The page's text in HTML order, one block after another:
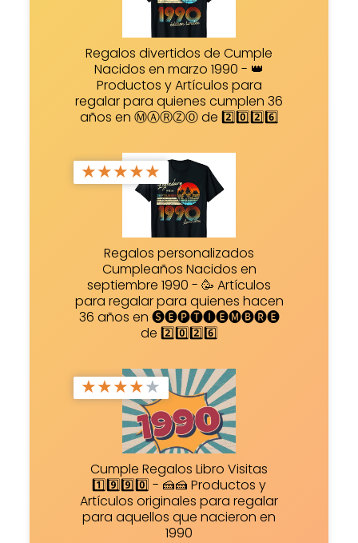
Regalos divertidos de Cumple
Nacidos en marzo 1990 - 👑
Productos y Artículos para
regalar para quienes cumplen 36
años en ⓂⒶⓇⓏⓄ de 2️⃣0️⃣2️⃣6️⃣
★★★★★
Regalos personalizados
Cumpleaños Nacidos en
septiembre 1990 - 🥳 Artículos
para regalar para quienes hacen
36 años en 🅢🅔🅟🅣🅘🅔🅜🅑🅡🅔
de 2️⃣0️⃣2️⃣6️⃣
★★★★★
Cumple Regalos Libro Visitas
1️⃣9️⃣9️⃣0️⃣ - 🍰🍰 Productos y
Artículos originales para regalar
para aquellos que nacieron en
1990